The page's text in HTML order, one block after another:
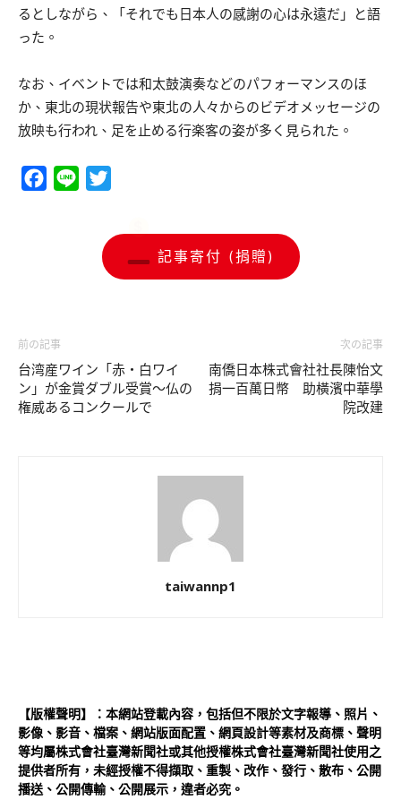
るとしながら、「それでも日本人の感謝の心は永遠だ」と語
った。
なお、イベントでは和太鼓演奏などのパフォーマンスのほ
か、東北の現状報告や東北の人々からのビデオメッセージの
放映も行われ、足を止める行楽客の姿が多く見られた。
Facebook
Line
記事寄付 (捐贈)
前の記事
台湾産ワイン「赤・白ワイ
ン」が金賞ダブル受賞～仏の
権威あるコンクールで
次の記事
南僑日本株式會社社長陳怡文
捐一百萬日幣 助橫濱中華學
院改建
taiwannp1
【版權聲明】：本網站登載內容，包括但不限於文字報導、照片、
影像、影音、檔案、網站版面配置、網頁設計等素材及商標、聲明
等均屬株式會社臺灣新聞社或其他授權株式會社臺灣新聞社使用之
提供者所有，未經授權不得擷取、重製、改作、發行、散布、公開
播送、公開傳輸、公開展示，違者必究。